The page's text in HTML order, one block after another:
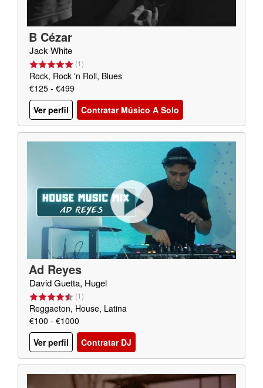
B Cézar
Jack White
(1)
Rock, Rock 'n Roll, Blues
€125 - €499
Ver perfil
Contratar Músico A Solo
Ad Reyes
David Guetta, Hugel
(1)
Reggaeton, House, Latina
€100 - €1000
Ver perfil
Contratar DJ